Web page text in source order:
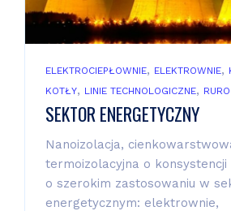
ELEKTROCIEPŁOWNIE, ELEKTROWNIE,
KOTŁY, LINIE TECHNOLOGICZNE,
SEKTOR ENERGETYCZNY
Nanoizolacja,
termoizolacyjna o konsystencji
o szerokim zastosowaniu w
energetycznym: elektrownie,